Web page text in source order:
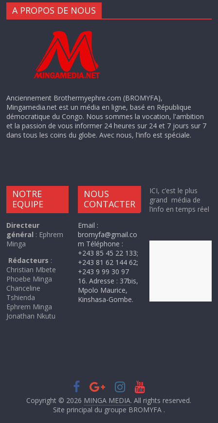
A PROPOS DE NOUS
Anciennement Brothermyephre.com (BROMYFA),
Mingamedia.net est un média en ligne, basé en République
démocratique du Congo. Nous sommes la vocation, l'ambition
et la passion de vous informer 24 heures sur 24 et 7 jours sur 7
dans tous les coins du globe. Avec nous, l'info est spéciale.
NOTRE
EQUIPE
Directeur
général : Ephrem
Minga
Rédacteurs :
Christian Mbete
Phoebe Minga
Chanceline
Tshienda
Ephrem Minga
Jonathan Nkutu
NOUS
CONTACTER
Email :
bromyfa@gmail.co
m Téléphone :
+243 85 45 22 133;
+243 81 62 144 62;
+243 9 99 30 97
16. Adresse : 37bis,
Mpolo Maurice,
Kinshasa-Gombe.
ICI, c’est le plus
grand média de
l’info en temps réel
Copyright © 2026 MINGA MEDIA. All rights reserved.
Site principal du groupe BROMYFA .